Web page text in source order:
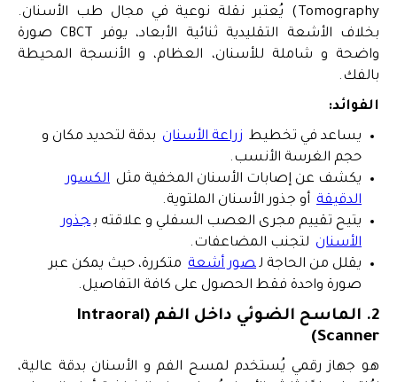
Tomography) يُعتبر نقلة نوعية في مجال طب الأسنان.
بخلاف الأشعة التقليدية ثنائية الأبعاد، يوفر CBCT صورة
واضحة و شاملة للأسنان، العظام، و الأنسجة المحيطة
بالفك.
الفوائد:
يساعد في تخطيط زراعة الأسنان بدقة لتحديد مكان و
حجم الغرسة الأنسب.
يكشف عن إصابات الأسنان المخفية مثل الكسور
الدقيقة أو جذور الأسنان الملتوية.
يتيح تقييم مجرى العصب السفلي و علاقته بجذور
الأسنان لتجنب المضاعفات.
يقلل من الحاجة لصور أشعة متكررة، حيث يمكن عبر
صورة واحدة فقط الحصول على كافة التفاصيل.
2. الماسح الضوئي داخل الفم (Intraoral
Scanner)
هو جهاز رقمي يُستخدم لمسح الفم و الأسنان بدقة عالية،